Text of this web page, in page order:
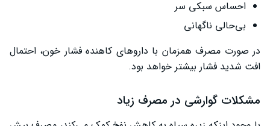
احساس سبکی سر
بی‌حالی ناگهانی
در صورت مصرف همزمان با داروهای کاهنده فشار خون، احتمال
افت شدید فشار بیشتر خواهد بود.
مشکلات گوارشی در مصرف زیاد